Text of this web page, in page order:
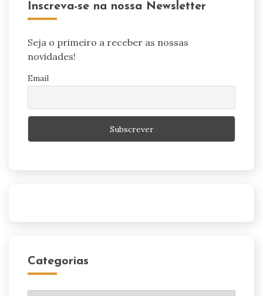
Inscreva-se na nossa Newsletter
Seja o primeiro a receber as nossas
novidades!
Email
Categorias